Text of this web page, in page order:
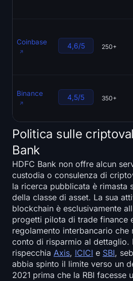
Coinbase 4,6/5 250+
Binance 4,5/5 350+
Politica sulle
Bank
HDFC Bank non offre alcun
custodia o consulenza di
la ricerca pubblicata è rimasta
della classe di asset. La sua
blockchain è esclusivamente
progetti pilota di trade finance
regolamento interbancario che
conto di risparmio al dettaglio.
rispecchia Axis, ICICI e SBI,
abbia spinto il limite verso un
2021 prima che la RBI facesse